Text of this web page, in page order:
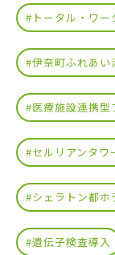
#トータル・ワー
#伊奈町ふれあい
#医療施設連携型
#セルリアンタワ
#シェラトン都ホ
#遺伝子検査導入